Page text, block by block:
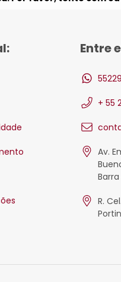
Entre
+ 55
Av.
R.